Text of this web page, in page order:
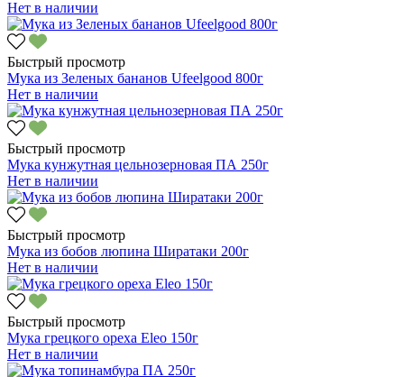
Нет в наличии
Быстрый просмотр
Мука из Зеленых бананов Ufeelgood 800г
Нет в наличии
Быстрый просмотр
Мука кунжутная цельнозерновая ПА 250г
Нет в наличии
Быстрый просмотр
Мука из бобов люпина Ширатаки 200г
Нет в наличии
Быстрый просмотр
Мука грецкого ореха Eleo 150г
Нет в наличии